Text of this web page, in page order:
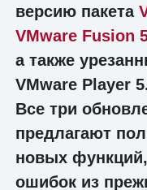
версию пакета
VMware Fusion
а также
VMware Player
Все три
предлагают
новых
ошибок из